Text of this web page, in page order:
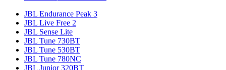
JBL Endurance Peak 3
JBL Live Free 2
JBL Sense Lite
JBL Tune 730BT
JBL Tune 530BT
JBL Tune 780NC
JBL Junior 320BT